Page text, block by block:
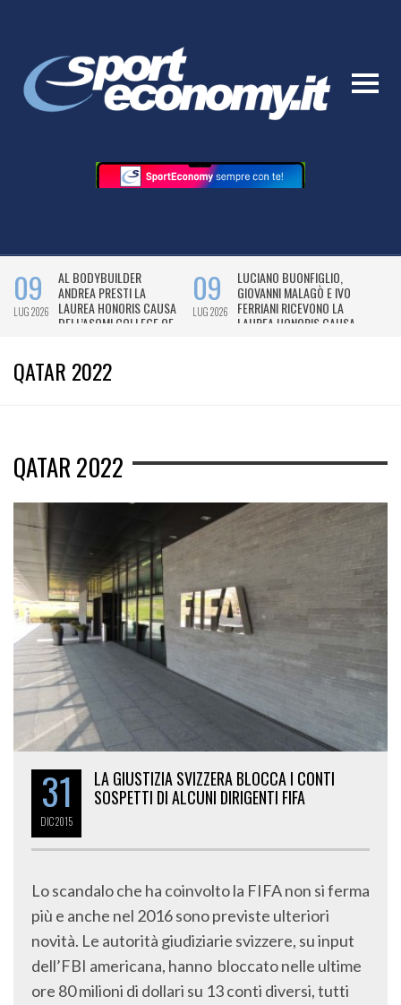
QATAR 2022
QATAR 2022
31
DIC2015
LA GIUSTIZIA SVIZZERA BLOCCA I CONTI
SOSPETTI DI ALCUNI DIRIGENTI FIFA
Lo scandalo che ha coinvolto la FIFA non si ferma
più e anche nel 2016 sono previste ulteriori
novità. Le autorità giudiziarie svizzere, su input
dell’FBI americana, hanno bloccato nelle ultime
ore 80 milioni di dollari su 13 conti diversi, tutti